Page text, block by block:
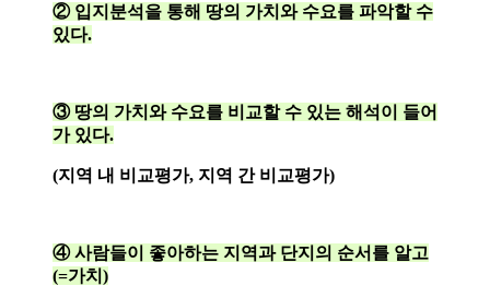
② 입지분석을 통해 땅의 가치와 수요를 파악할 수
있다.
③ 땅의 가치와 수요를 비교할 수 있는 해석이 들어
가 있다.
(지역 내 비교평가, 지역 간 비교평가)
④ 사람들이 좋아하는 지역과 단지의 순서를 알고
(=가치)